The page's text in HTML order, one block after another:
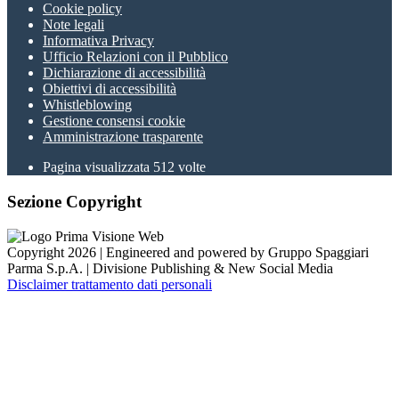
Cookie policy
Note legali
Informativa Privacy
Ufficio Relazioni con il Pubblico
Dichiarazione di accessibilità
Obiettivi di accessibilità
Whistleblowing
Gestione consensi cookie
Amministrazione trasparente
Pagina visualizzata 512 volte
Sezione Copyright
Copyright 2026 | Engineered and powered by Gruppo Spaggiari
Parma S.p.A. | Divisione Publishing & New Social Media
Disclaimer trattamento dati personali